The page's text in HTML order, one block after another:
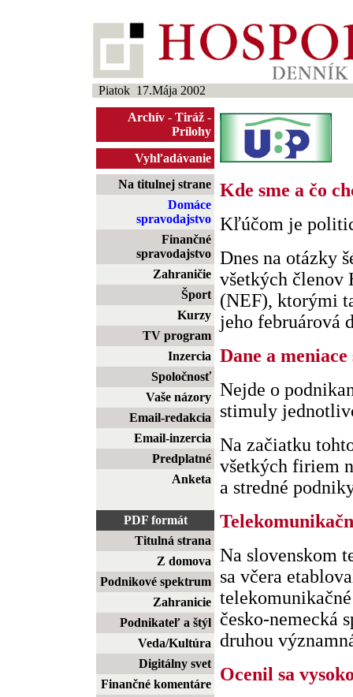
Piatok 17.Mája 2002
Archív - Tiráž -
Prílohy
Vyhľadávanie
Na titulnej strane
Domáce
spravodajstvo
Finančné
spravodajstvo
Zahraničie
Šport
Kurzy
TV program
Inzercia
Spoločnosť
Vaše názory
Email-redakcia
Email-inzercia
Predplatné
Anketa
PDF formát
Titulná strana
Z domova
Podnikové spektrum
Zahranicie
Podnikateľ a štýl
Veda/Kultúra
Digitálny svet
Finančné komentáre
Kde sme a čo
Kľúčom je
Dnes na otázky
všetkých členov
(NEF), ktorými
jeho februárová
Dane a meniace
Nejde o
stimuly
Na začiatku
všetkých firiem
a stredné
Na slovenskom
sa včera
česko-nemecká
druhou
Ocenil sa